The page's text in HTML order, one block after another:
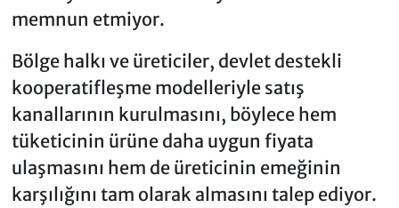
memnun etmiyor.
Bölge halkı ve üreticiler, devlet destekli
kooperatifleşme modelleriyle satış
kanallarının kurulmasını, böylece hem
tüketicinin ürüne daha uygun fiyata
ulaşmasını hem de üreticinin emeğinin
karşılığını tam olarak almasını talep ediyor.